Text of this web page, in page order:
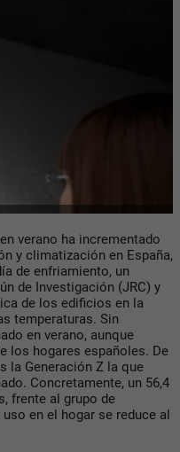
verano ha incrementado
y climatización en España,
de enfriamiento, un
de Investigación (JRC) y
de los edificios en la
temperaturas. Sin
en verano, aunque
los hogares españoles. De
la Generación Z la que
Concretamente, un 56,4
frente al grupo de
en el hogar se reduce al